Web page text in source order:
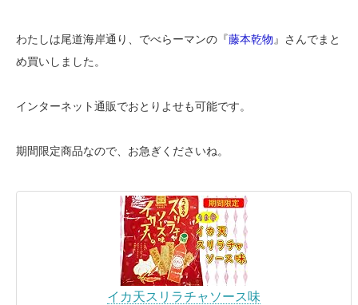
わたしは尾道海岸通り、でべらーマンの『藤本乾物 』さんでまと
め買いしました。
インターネット通販でおとりよせも可能です。
期間限定商品なので、お急ぎくださいね。
イカ天スリラチャソース味